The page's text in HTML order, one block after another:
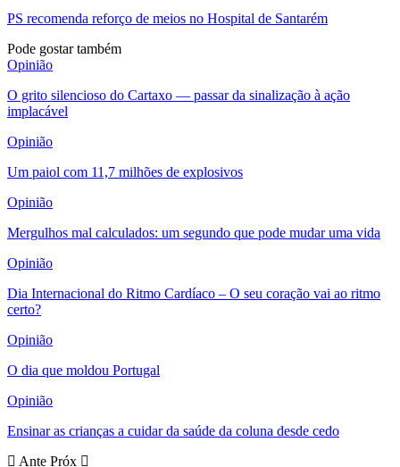
PS recomenda reforço de meios no Hospital de Santarém
Pode gostar também
Opinião
O grito silencioso do Cartaxo — passar da sinalização à ação
implacável
Opinião
Um paiol com 11,7 milhões de explosivos
Opinião
Mergulhos mal calculados: um segundo que pode mudar uma vida
Opinião
Dia Internacional do Ritmo Cardíaco – O seu coração vai ao ritmo
certo?
Opinião
O dia que moldou Portugal
Opinião
Ensinar as crianças a cuidar da saúde da coluna desde cedo
Ante Próx